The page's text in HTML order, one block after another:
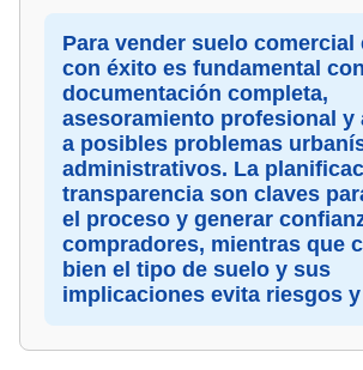
Para vender suelo comercial
con éxito es fundamental
documentación completa,
asesoramiento profesional y
a posibles problemas
administrativos. La
transparencia son claves
el proceso y generar
compradores, mientras que
bien el tipo de suelo y sus
implicaciones evita riesgos